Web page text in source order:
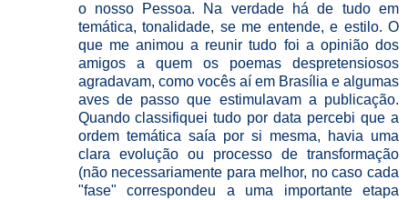
o nosso Pessoa. Na verdade há de tudo em
temática, tonalidade, se me entende, e estilo. O
que me animou a reunir tudo foi a opinião dos
amigos a quem os poemas despretensiosos
agradavam, como vocês aí em Brasília e algumas
aves de passo que estimulavam a publicação.
Quando classifiquei tudo por data percebi que a
ordem temática saía por si mesma, havia uma
clara evolução ou processo de transformação
(não necessariamente para melhor, no caso cada
"fase" correspondeu a uma importante etapa